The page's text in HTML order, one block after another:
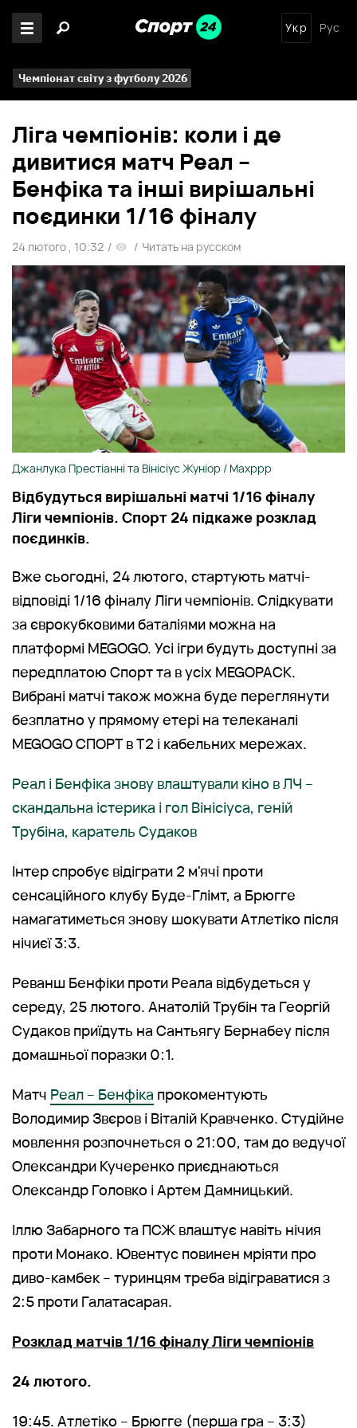
Укр Рус
Чемпіонат світу з футболу 2026
Ліга чемпіонів: коли і де
дивитися матч Реал –
Бенфіка та інші вирішальні
поєдинки 1/16 фіналу
24 лютого , 10:32 / / Читать на русском
Джанлука Престіанні та Вінісіус Жуніор / Maxppp
Відбудуться вирішальні матчі 1/16 фіналу
Ліги чемпіонів. Спорт 24 підкаже розклад
поєдинків.
Вже сьогодні, 24 лютого, стартують матчі-
відповіді 1/16 фіналу Ліги чемпіонів. Слідкувати
за єврокубковими баталіями можна на
платформі MEGOGO. Усі ігри будуть доступні за
передплатою Спорт та в усіх MEGOPACK.
Вибрані матчі також можна буде переглянути
безплатно у прямому етері на телеканалі
MEGOGO СПОРТ в Т2 і кабельних мережах.
Реал і Бенфіка знову влаштували кіно в ЛЧ –
скандальна істерика і гол Вінісіуса, геній
Трубіна, каратель Судаков
Інтер спробує відіграти 2 м'ячі проти
сенсаційного клубу Буде-Глімт, а Брюгге
намагатиметься знову шокувати Атлетіко після
нічиєї 3:3.
Реванш Бенфіки проти Реала відбудеться у
середу, 25 лютого. Анатолій Трубін та Георгій
Судаков приїдуть на Сантьягу Бернабеу після
домашньої поразки 0:1.
Матч Реал – Бенфіка прокоментують
Володимир Звєров і Віталій Кравченко. Студійне
мовлення розпочнеться о 21:00, там до ведучої
Олександри Кучеренко приєднаються
Олександр Головко і Артем Дамницький.
Іллю Забарного та ПСЖ влаштує навіть нічия
проти Монако. Ювентус повинен мріяти про
диво-камбек – туринцям треба відіграватися з
2:5 проти Галатасарая.
Розклад матчів 1/16 фіналу Ліги чемпіонів
24 лютого.
19:45. Атлетіко – Брюгге (перша гра – 3:3)